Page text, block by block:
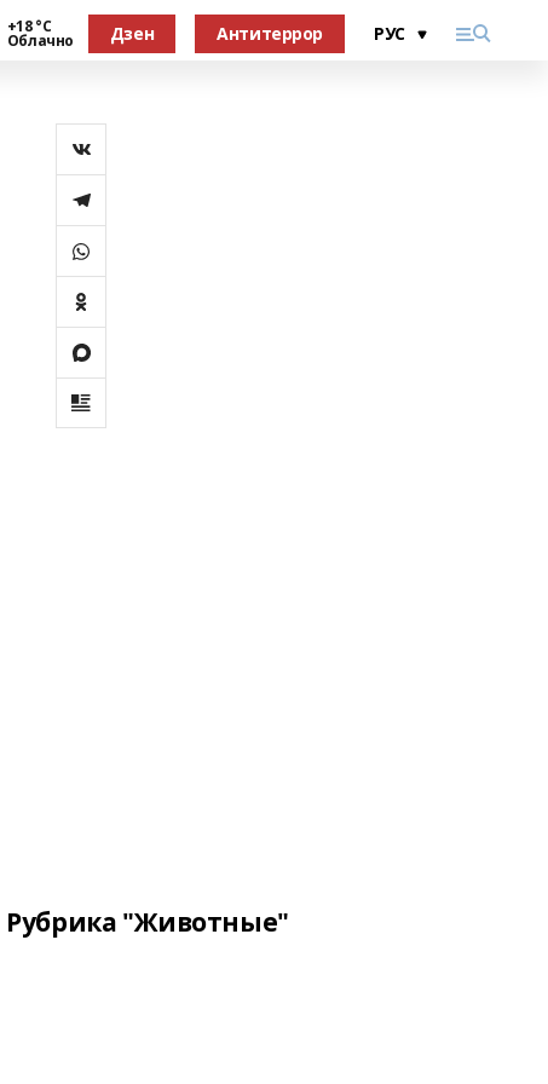
+18 °С
Облачно Дзен Антитеррор
Рубрика "Животные"